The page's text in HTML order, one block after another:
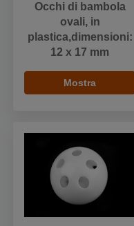
Occhi di bambola
ovali, in
plastica,dimensioni:
12 x 17 mm
Mostra